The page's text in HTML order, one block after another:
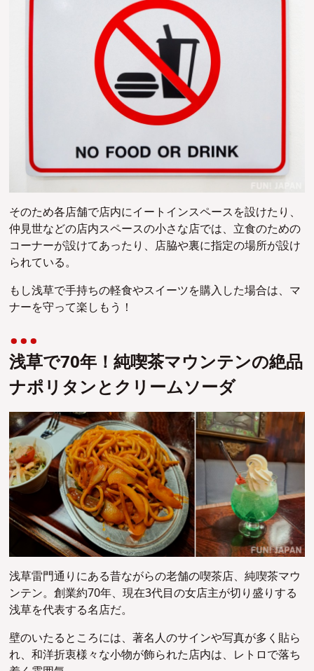
そのため各店舗で店内にイートインスペースを設けたり、
仲見世などの店内スペースの小さな店では、立食のための
コーナーが設けてあったり、店脇や裏に指定の場所が設け
られている。
もし浅草で手持ちの軽食やスイーツを購入した場合は、マ
ナーを守って楽しもう！
浅草で70年！純喫茶マウンテンの絶品
ナポリタンとクリームソーダ
浅草雷門通りにある昔ながらの老舗の喫茶店、純喫茶マウ
ンテン。創業約70年、現在3代目の女店主が切り盛りする
浅草を代表する名店だ。
壁のいたるところには、著名人のサインや写真が多く貼ら
れ、和洋折衷様々な小物が飾られた店内は、レトロで落ち